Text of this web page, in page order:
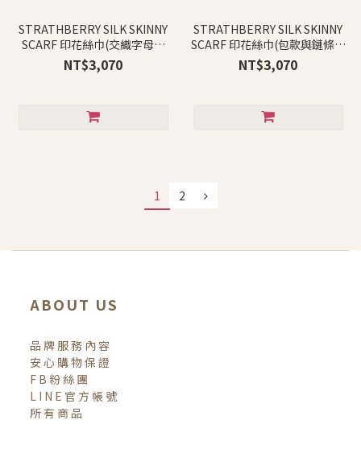
STRATHBERRY SILK SKINNY
SCARF 印花絲巾(交織字母燕
麥/香草)
NT$3,070
STRATHBERRY SILK SKINNY
SCARF 印花絲巾(包款與鏈條印
花/勃根地紅)
NT$3,070
1 2
ABOUT US
品牌服務內容
安心購物保證
FB粉絲團
LINE官方帳號
所有商品